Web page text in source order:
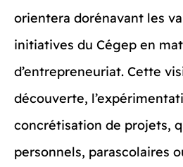
orientera dorénavant les
initiatives du Cégep en
d’entrepreneuriat. Cette
découverte,
concrétisation de projets,
personnels, parascolaires